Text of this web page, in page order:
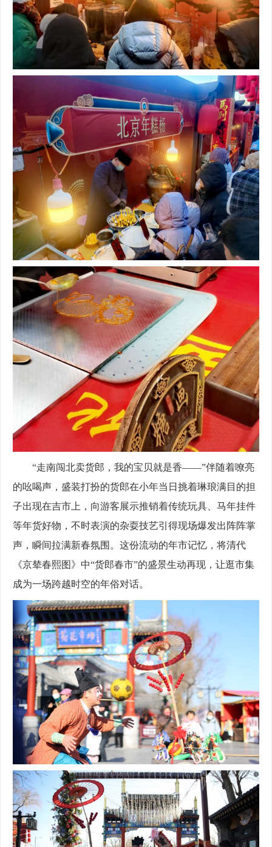
“走南闯北卖货郎，我的宝贝就是香——”伴随着嘹亮
的吆喝声，盛装打扮的货郎在小年当日挑着琳琅满目的担
子出现在吉市上，向游客展示推销着传统玩具、马年挂件
等年货好物，不时表演的杂耍技艺引得现场爆发出阵阵掌
声，瞬间拉满新春氛围。这份流动的年市记忆，将清代
《京辇春熙图》中“货郎春市”的盛景生动再现，让逛市集
成为一场跨越时空的年俗对话。